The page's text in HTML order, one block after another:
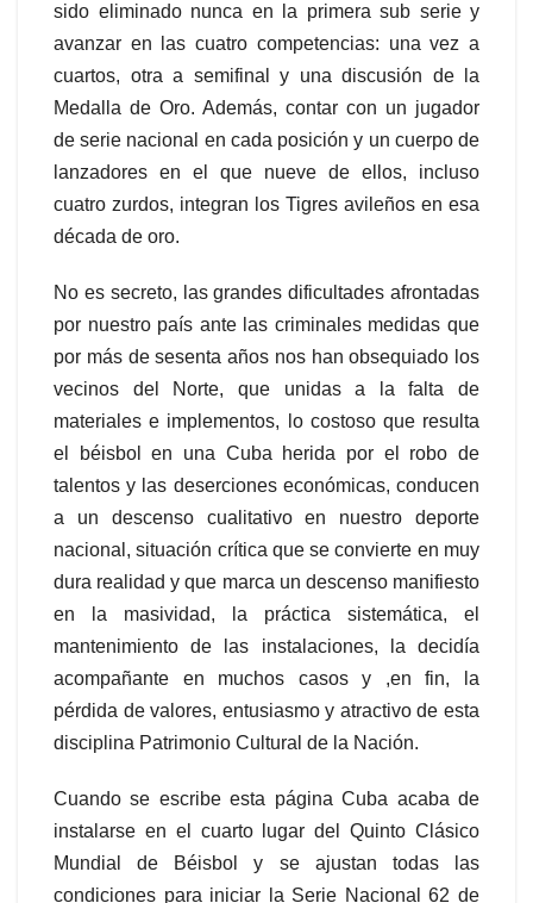
sido eliminado nunca en la primera sub serie y
avanzar en las cuatro competencias: una vez a
cuartos, otra a semifinal y una discusión de la
Medalla de Oro. Además, contar con un jugador
de serie nacional en cada posición y un cuerpo de
lanzadores en el que nueve de ellos, incluso
cuatro zurdos, integran los Tigres avileños en esa
década de oro.
No es secreto, las grandes dificultades afrontadas
por nuestro país ante las criminales medidas que
por más de sesenta años nos han obsequiado los
vecinos del Norte, que unidas a la falta de
materiales e implementos, lo costoso que resulta
el béisbol en una Cuba herida por el robo de
talentos y las deserciones económicas, conducen
a un descenso cualitativo en nuestro deporte
nacional, situación crítica que se convierte en muy
dura realidad y que marca un descenso manifiesto
en la masividad, la práctica sistemática, el
mantenimiento de las instalaciones, la decidía
acompañante en muchos casos y ,en fin, la
pérdida de valores, entusiasmo y atractivo de esta
disciplina Patrimonio Cultural de la Nación.
Cuando se escribe esta página Cuba acaba de
instalarse en el cuarto lugar del Quinto Clásico
Mundial de Béisbol y se ajustan todas las
condiciones para iniciar la Serie Nacional 62 de